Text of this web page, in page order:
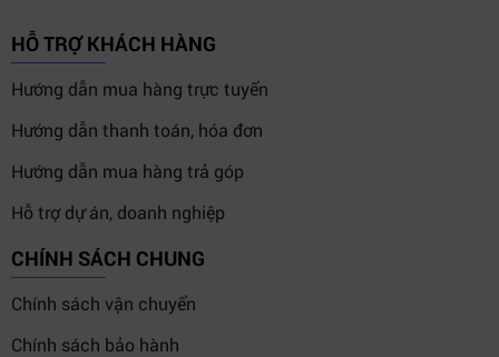
HỖ TRỢ KHÁCH HÀNG
Hướng dẫn mua hàng trực tuyến
Hướng dẫn thanh toán, hóa đơn
Hướng dẫn mua hàng trả góp
Hỗ trợ dự án, doanh nghiệp
CHÍNH SÁCH CHUNG
Chính sách vận chuyển
Chính sách bảo hành